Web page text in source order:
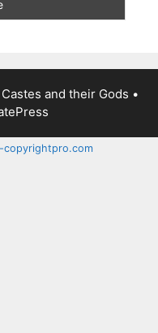
and their Gods •
copyrightpro.com